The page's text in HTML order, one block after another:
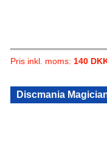
Pris inkl. moms: 140
Discmania